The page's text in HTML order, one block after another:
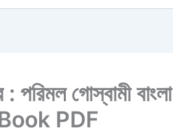
: পরিমল
PDF